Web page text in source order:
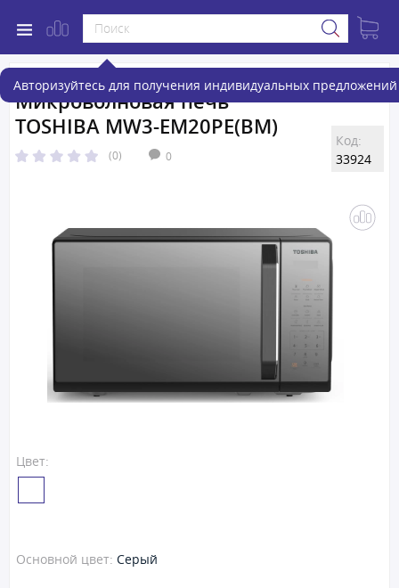
Авторизуйтесь для получения индивидуальных предложений
Микроволновая печь
TOSHIBA MW3-EM20PE(BM)
(0) 0
Код:
33924
Цвет:
Основной цвет: Серый